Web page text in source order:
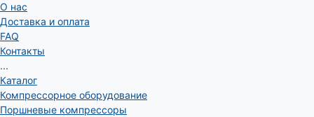
О нас
Доставка и оплата
FAQ
Контакты
...
Каталог
Компрессорное оборудование
Поршневые компрессоры